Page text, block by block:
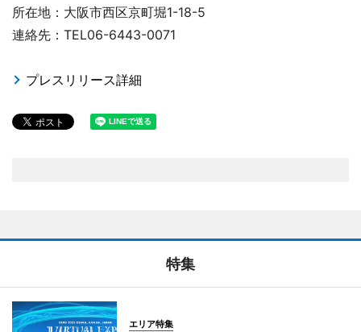
所在地：大阪市西区京町堀1-18-5
連絡先：TEL06-6443-0071
プレスリリース詳細
特集
エリア特集